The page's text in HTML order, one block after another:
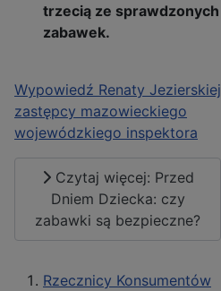
trzecią ze sprawdzonych
zabawek.
Wypowiedź Renaty Jezierskiej
zastępcy mazowieckiego
wojewódzkiego inspektora
Czytaj więcej: Przed
Dniem Dziecka: czy
zabawki są bezpieczne?
Rzecznicy Konsumentów